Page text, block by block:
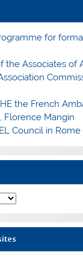
for
the Associates of
the French
Florence Mangin
Council in Rome